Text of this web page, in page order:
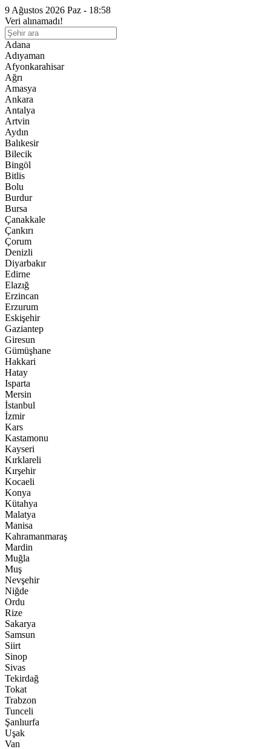
9 Ağustos 2026 Paz - 18:58
Veri alınamadı!
Adana
Adıyaman
Afyonkarahisar
Ağrı
Amasya
Ankara
Antalya
Artvin
Aydın
Balıkesir
Bilecik
Bingöl
Bitlis
Bolu
Burdur
Bursa
Çanakkale
Çankırı
Çorum
Denizli
Diyarbakır
Edirne
Elazığ
Erzincan
Erzurum
Eskişehir
Gaziantep
Giresun
Gümüşhane
Hakkari
Hatay
Isparta
Mersin
İstanbul
İzmir
Kars
Kastamonu
Kayseri
Kırklareli
Kırşehir
Kocaeli
Konya
Kütahya
Malatya
Manisa
Kahramanmaraş
Mardin
Muğla
Muş
Nevşehir
Niğde
Ordu
Rize
Sakarya
Samsun
Siirt
Sinop
Sivas
Tekirdağ
Tokat
Trabzon
Tunceli
Şanlıurfa
Uşak
Van